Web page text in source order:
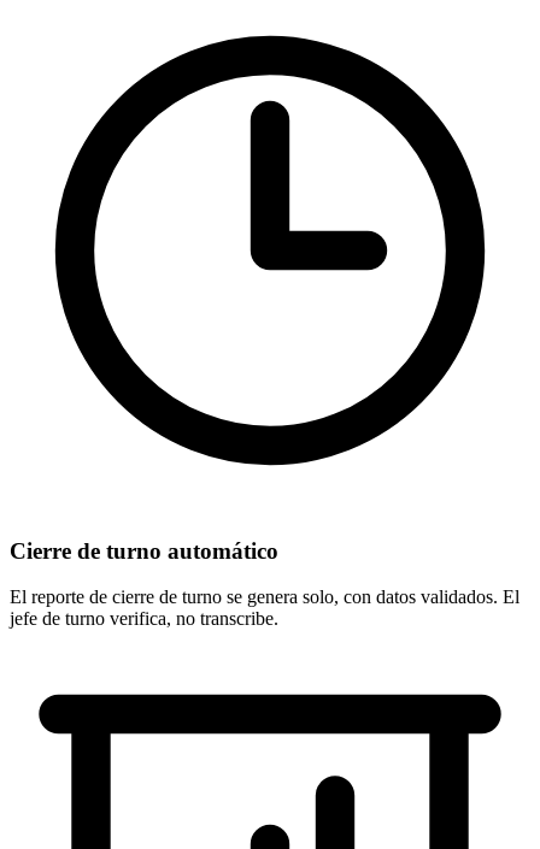
Cierre de turno automático
El reporte de cierre de turno se genera solo, con datos validados. El
jefe de turno verifica, no transcribe.